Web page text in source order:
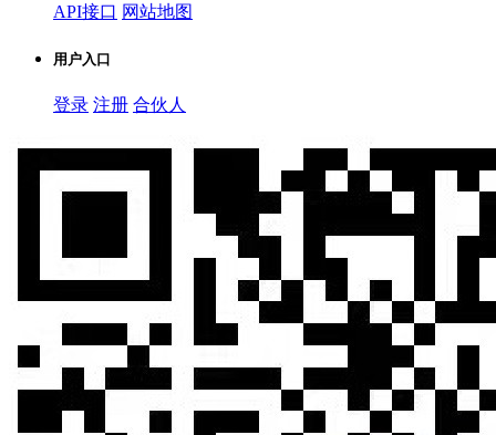
API接口 网站地图
用户入口
登录 注册 合伙人